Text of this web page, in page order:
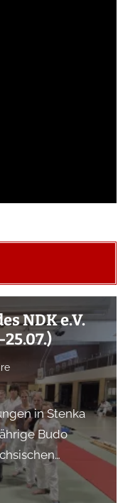
NDK e.V.
in Stenka
Budo